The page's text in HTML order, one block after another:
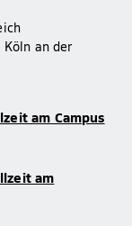
an der
am Campus
am